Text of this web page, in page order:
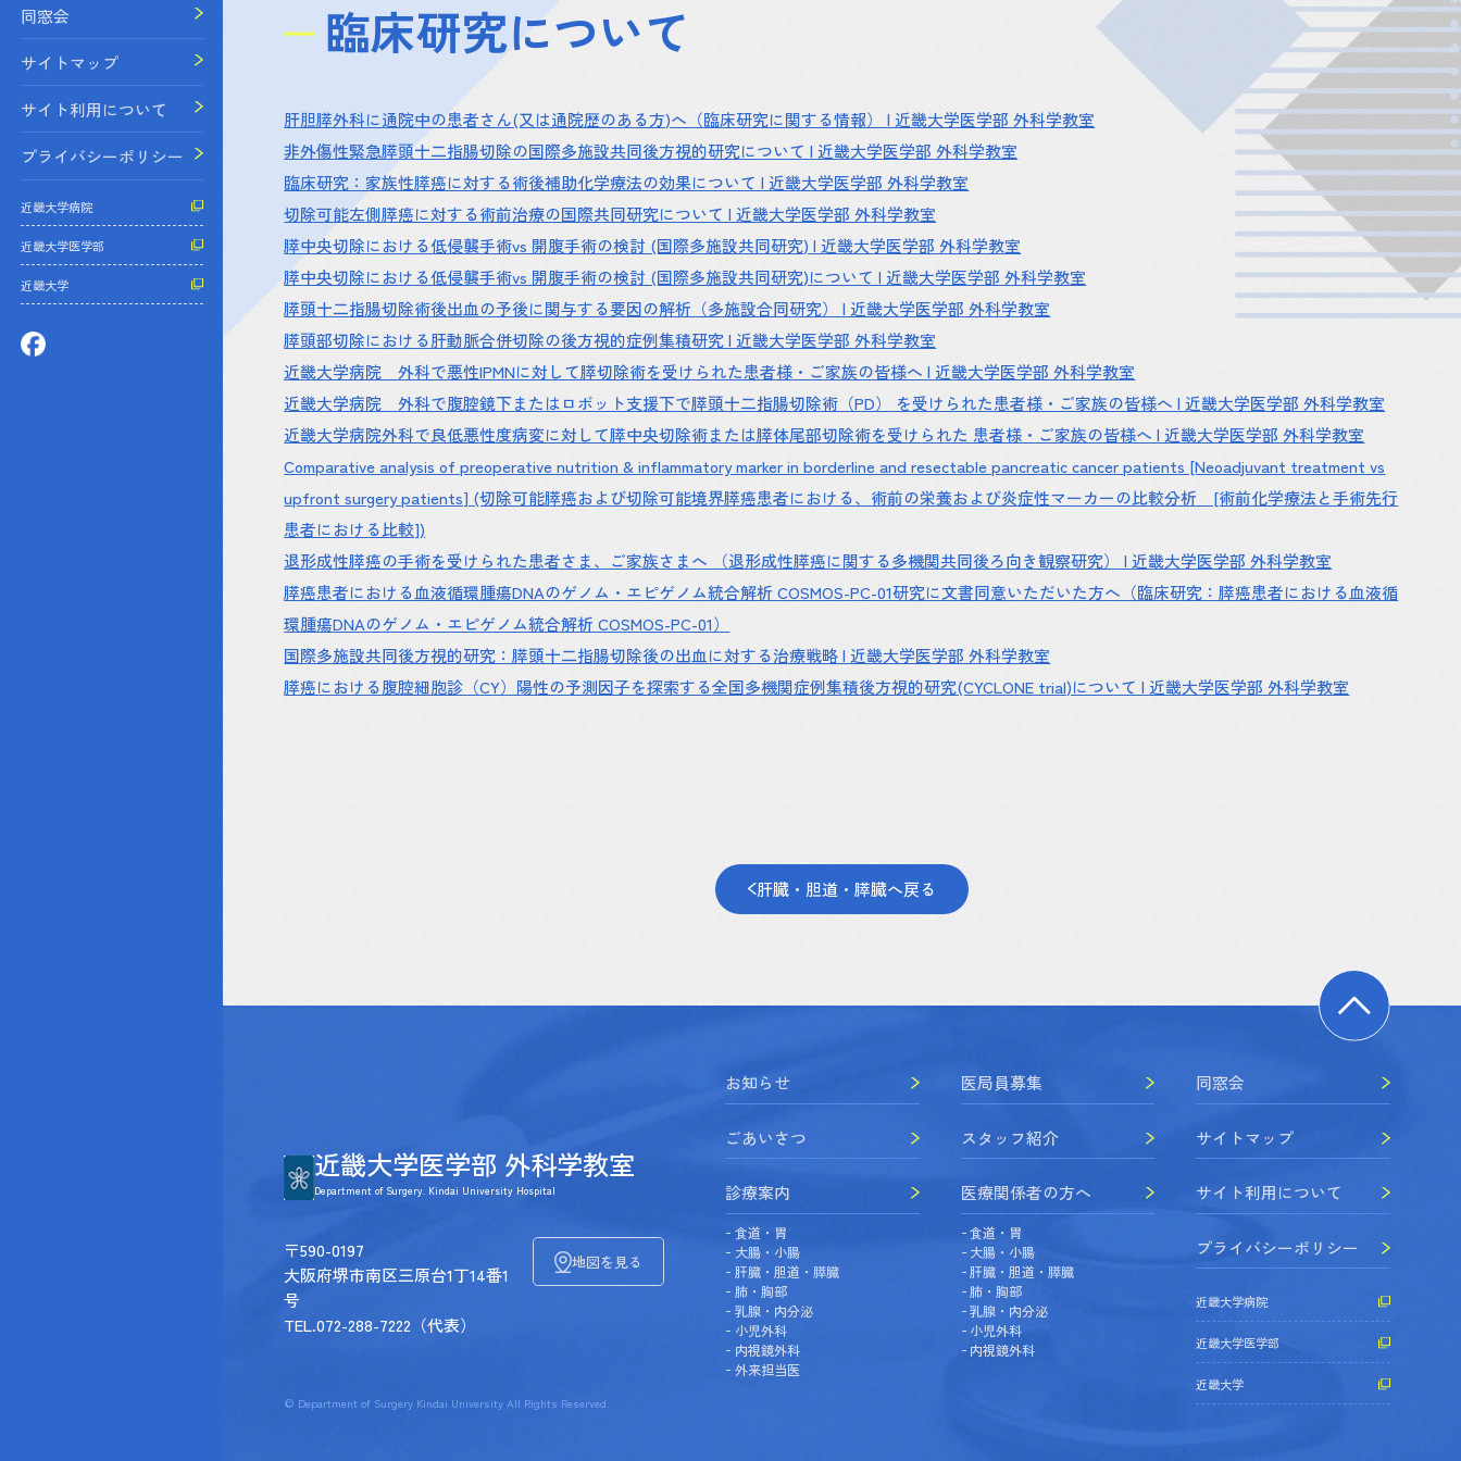
同窓会
サイトマップ
サイト利用について
プライバシーポリシー
近畿大学病院
近畿大学医学部
近畿大学
臨床研究について
肝胆膵外科に通院中の患者さん(又は通院歴のある方)へ（臨床研究に関する情報） | 近畿大学医学部 外科学教室
非外傷性緊急膵頭十二指腸切除の国際多施設共同後方視的研究について | 近畿大学医学部 外科学教室
臨床研究：家族性膵癌に対する術後補助化学療法の効果について | 近畿大学医学部 外科学教室
切除可能左側膵癌に対する術前治療の国際共同研究について | 近畿大学医学部 外科学教室
膵中央切除における低侵襲手術vs 開腹手術の検討 (国際多施設共同研究) | 近畿大学医学部 外科学教室
膵中央切除における低侵襲手術vs 開腹手術の検討 (国際多施設共同研究)について | 近畿大学医学部 外科学教室
膵頭十二指腸切除術後出血の予後に関与する要因の解析（多施設合同研究） | 近畿大学医学部 外科学教室
膵頭部切除における肝動脈合併切除の後方視的症例集積研究 | 近畿大学医学部 外科学教室
近畿大学病院 外科で悪性IPMNに対して膵切除術を受けられた患者様・ご家族の皆様へ | 近畿大学医学部 外科学教室
近畿大学病院 外科で腹腔鏡下またはロボット支援下で膵頭十二指腸切除術（PD） を受けられた患者様・ご家族の皆様へ | 近畿大学医学部 外科学教室
近畿大学病院外科で良低悪性度病変に対して膵中央切除術または膵体尾部切除術を受けられた 患者様・ご家族の皆様へ | 近畿大学医学部 外科学教室
Comparative analysis of preoperative nutrition & inflammatory marker in borderline and resectable pancreatic cancer patients [Neoadjuvant treatment vs
upfront surgery patients] (切除可能膵癌および切除可能境界膵癌患者における、術前の栄養および炎症性マーカーの比較分析 [術前化学療法と手術先行
患者における比較])
退形成性膵癌の手術を受けられた患者さま、ご家族さまへ （退形成性膵癌に関する多機関共同後ろ向き観察研究） | 近畿大学医学部 外科学教室
膵癌患者における血液循環腫瘍DNAのゲノム・エピゲノム統合解析 COSMOS-PC-01研究に文書同意いただいた方へ（臨床研究：膵癌患者における血液循
環腫瘍DNAのゲノム・エピゲノム統合解析 COSMOS-PC-01）
国際多施設共同後方視的研究：膵頭十二指腸切除後の出血に対する治療戦略 | 近畿大学医学部 外科学教室
膵癌における腹腔細胞診（CY）陽性の予測因子を探索する全国多機関症例集積後方視的研究(CYCLONE trial)について | 近畿大学医学部 外科学教室
肝臓・胆道・膵臓へ戻る
近畿大学医学部 外科学教室
Department of Surgery. Kindai University Hospital
〒590-0197
大阪府堺市南区三原台1丁14番1
号
TEL.072-288-7222（代表）
地図を見る
© Department of Surgery Kindai University All Rights Reserved.
お知らせ
ごあいさつ
診療案内
食道・胃
大腸・小腸
肝臓・胆道・膵臓
肺・胸部
乳腺・内分泌
小児外科
内視鏡外科
外来担当医
医局員募集
スタッフ紹介
医療関係者の方へ
食道・胃
大腸・小腸
肝臓・胆道・膵臓
肺・胸部
乳腺・内分泌
小児外科
内視鏡外科
同窓会
サイトマップ
サイト利用について
プライバシーポリシー
近畿大学病院
近畿大学医学部
近畿大学